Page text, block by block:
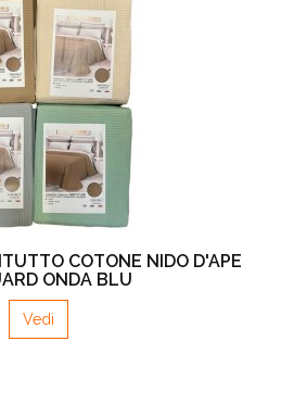
COTONE NIDO D'APE
ONDA BLU
Vedi